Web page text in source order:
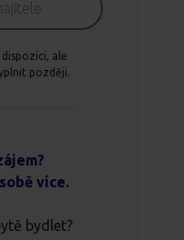
ale
později.
více.
bydlet?